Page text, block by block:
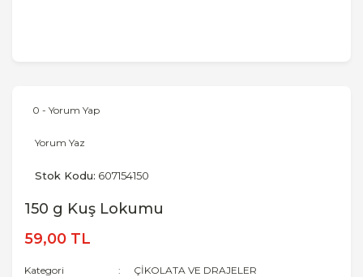
0 - Yorum Yap
Yorum Yaz
Stok Kodu: 607154150
150 g Kuş Lokumu
59,00 TL
Kategori ÇİKOLATA VE DRAJELER